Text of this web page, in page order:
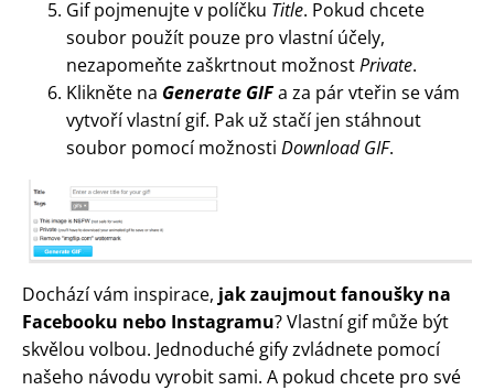
Gif pojmenujte v políčku Title. Pokud chcete
soubor použít pouze pro vlastní účely,
nezapomeňte zaškrtnout možnostPrivate.
Klikněte na Generate GIFa za pár vteřin se vám
vytvoří vlastní gif. Pak už stačí jen stáhnout
soubor pomocí možnosti Download GIF.
Dochází vám inspirace, jak zaujmout fanoušky na
Facebooku nebo Instagramu? Vlastní gif může být
skvělou volbou. Jednoduché gify zvládnete pomocí
našeho návodu vyrobit sami. A pokud chcete pro své